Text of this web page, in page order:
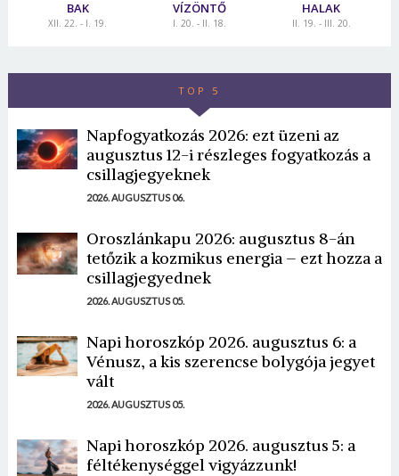
BAK
XII. 22. - I. 19.
VÍZÖNTŐ
I. 20. - II. 18.
HALAK
II. 19. - III. 20.
TOP 5
Napfogyatkozás 2026: ezt üzeni az
augusztus 12-i részleges fogyatkozás a
csillagjegyeknek
2026. AUGUSZTUS 06.
Oroszlánkapu 2026: augusztus 8-án
tetőzik a kozmikus energia – ezt hozza a
csillagjegyednek
2026. AUGUSZTUS 05.
Napi horoszkóp 2026. augusztus 6: a
Vénusz, a kis szerencse bolygója jegyet
vált
2026. AUGUSZTUS 05.
Napi horoszkóp 2026. augusztus 5: a
féltékenységgel vigyázzunk!